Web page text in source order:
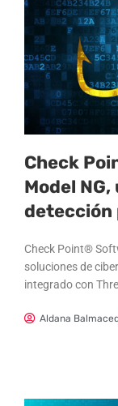
Check
Model
detección
Check Point®
soluciones de
integrado con
Aldana